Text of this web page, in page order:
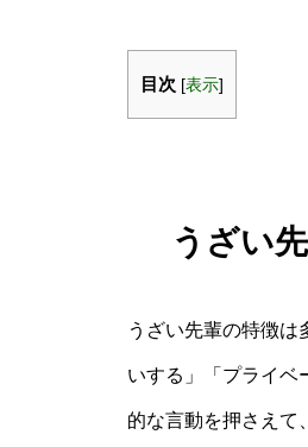
目次 [表示]
うざい
うざい先輩の特徴は
いする」「プライベ
的な言動を押さえて